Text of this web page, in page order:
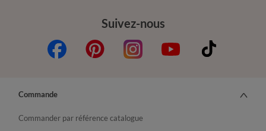
Suivez-nous
Commande
Commander par référence catalogue